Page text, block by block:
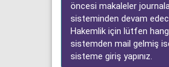
öncesi makaleler
sisteminden devam
Hakemlik için lütfen
sistemden mail gelmiş
sisteme giriş yapınız.